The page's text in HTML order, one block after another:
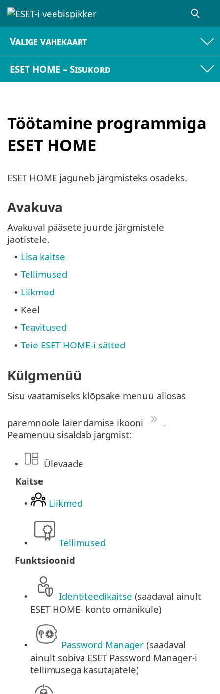
Valige vahekaart
ESET HOME – Sisukord
Töötamine programmiga
ESET HOME
ESET HOME jaguneb järgmisteks osadeks.
Avakuva
Avakuval pääsete juurde järgmistele
jaotistele.
• Lisa kaitse
• Tellimused
• Liikmed
• Keel
• Teavitused
• Teie ESET HOME-i sätted
Külgmenüü
Sisu vaatamiseks klõpsake menüü allosas
paremnoole laiendamise ikooni
.
Peamenüü sisaldab järgmist:
•
Ülevaade
Kaitse
• Liikmed
•
Tellimused
Funktsioonid
• Identiteedikaitse (saadaval ainult
ESET HOME- konto omanikule)
• Password Manager (saadaval
ainult sobiva ESET Password Manager-i
tellimusega kasutajatele)